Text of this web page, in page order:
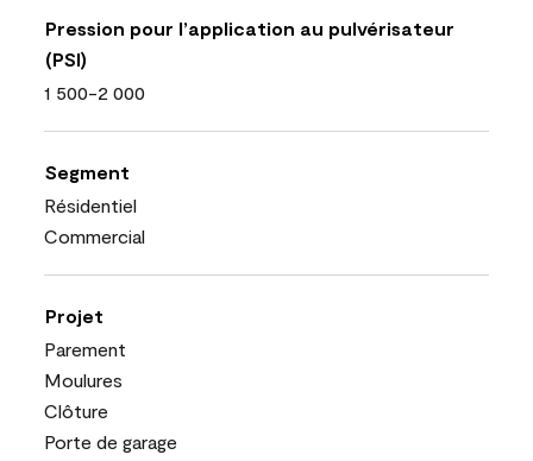
Pression pour l’application au pulvérisateur
(PSI)
1 500-2 000
Segment
Résidentiel
Commercial
Projet
Parement
Moulures
Clôture
Porte de garage